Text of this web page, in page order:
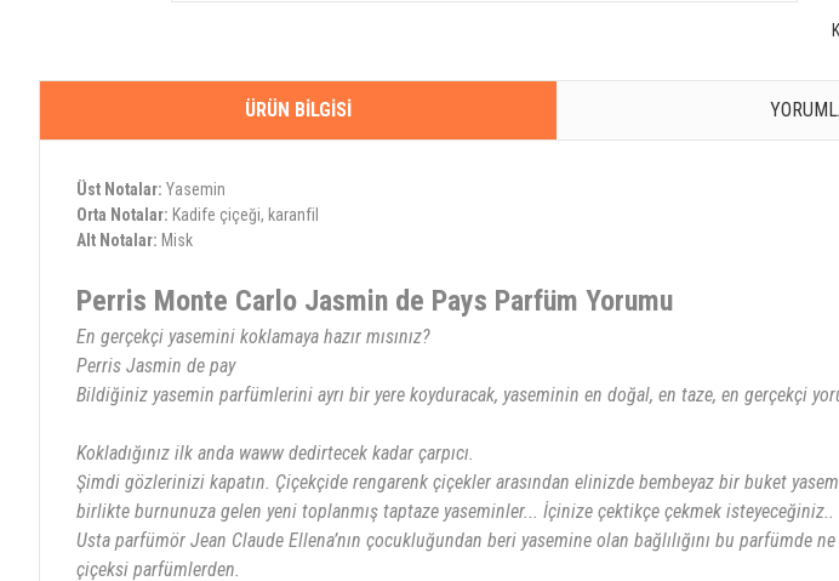
ÜRÜN BILGISI
Üst Notalar: Yasemin
Orta Notalar: Kadife çiçeği, karanfil
Alt Notalar: Misk
Perris Monte Carlo Jasmin de Pays Parfüm Yorumu
En gerçekçi yasemini koklamaya hazır mısınız?
Perris Jasmin de pay
Bildiğiniz yasemin parfümlerini ayrı bir yere koyduracak, yaseminin en doğal, en taze, en gerçekçi
Kokladığınız ilk anda waww dedirtecek kadar çarpıcı.
Şimdi gözlerinizi kapatın. Çiçekçide rengarenk çiçekler arasından elinizde bembeyaz bir buket
birlikte burnunuza gelen yeni toplanmış taptaze yaseminler... İçinize çektikçe çekmek isteyeceğiniz..
Usta parfümör Jean Claude Ellena’nın çocukluğundan beri yasemine olan bağlılığını bu parfümde
çiçeksi parfümlerden.